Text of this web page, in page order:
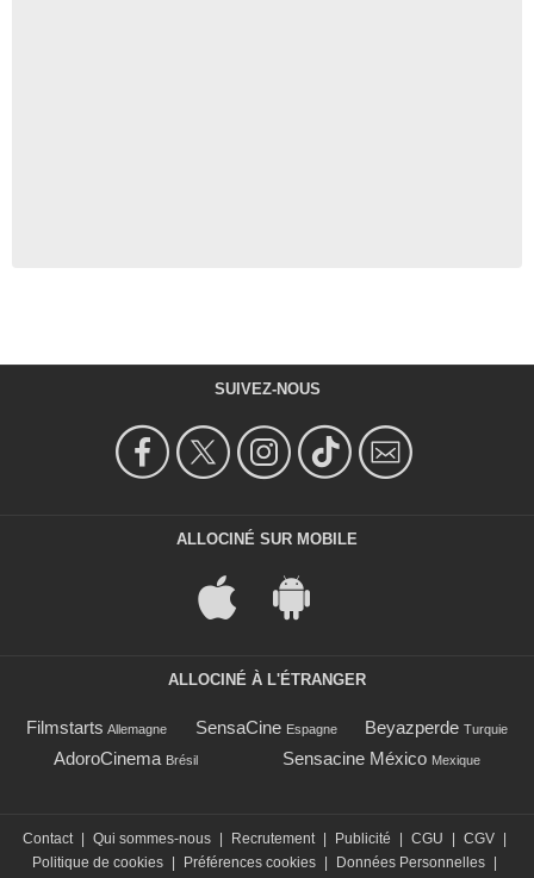
SUIVEZ-NOUS
ALLOCINÉ SUR MOBILE
ALLOCINÉ À L'ÉTRANGER
Filmstarts Allemagne SensaCine Espagne Beyazperde Turquie
AdoroCinema Brésil Sensacine México Mexique
Contact | Qui sommes-nous | Recrutement | Publicité | CGU | CGV |
Politique de cookies | Préférences cookies | Données Personnelles |